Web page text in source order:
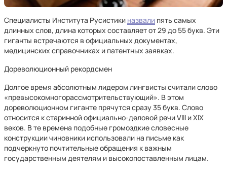
Специалисты Института Русистики назвали пять самых
длинных слов, длина которых составляет от 29 до 55 букв. Эти
гиганты встречаются в официальных документах,
медицинских справочниках и патентных заявках.
Дореволюционный рекордсмен
Долгое время абсолютным лидером лингвисты считали слово
«превысокомногорассмотрительствующий». В этом
дореволюционном гиганте прячутся сразу 35 букв. Слово
относится к старинной официально-деловой речи VIII и XIX
веков. В те времена подобные громоздкие словесные
конструкции чиновники использовали на письме как
подчеркнуто почтительные обращения к важным
государственным деятелям и высокопоставленным лицам.